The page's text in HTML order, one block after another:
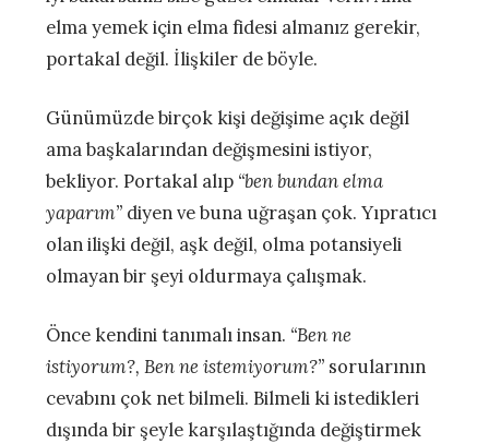
elma yemek için elma fidesi almanız gerekir,
portakal değil. İlişkiler de böyle.
Günümüzde birçok kişi değişime açık değil
ama başkalarından değişmesini istiyor,
bekliyor. Portakal alıp “ben bundan elma
yaparım” diyen ve buna uğraşan çok. Yıpratıcı
olan ilişki değil, aşk değil, olma potansiyeli
olmayan bir şeyi oldurmaya çalışmak.
Önce kendini tanımalı insan. “Ben ne
istiyorum?, Ben ne istemiyorum?” sorularının
cevabını çok net bilmeli. Bilmeli ki istedikleri
dışında bir şeyle karşılaştığında değiştirmek